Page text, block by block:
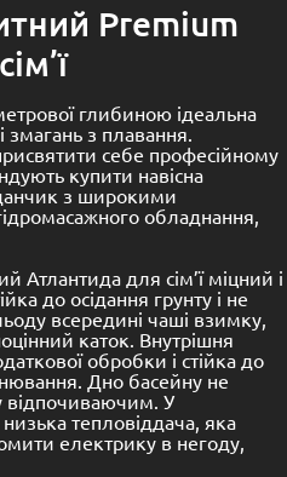
Premium
глибиною ідеальна
змагань з плавання.
себе професійному
купити навісна
з широкими
обладнання,
Атлантида для сім’ї міцний і
до осідання грунту і не
всередині чаші взимку,
каток. Внутрішня
обробки і стійка до
Дно басейну не
відпочиваючим. У
тепловіддача, яка
електрику в негоду,